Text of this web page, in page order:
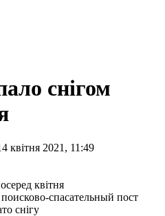
снігом
квітня 2021, 11:49
спасательный пост
снігу